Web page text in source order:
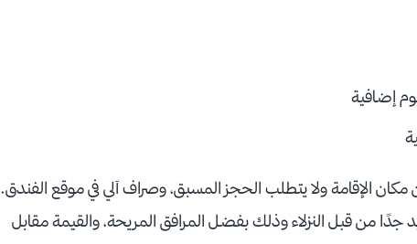
إضافية
الإقامة ولا يتطلب الحجز المسبق، وصراف آلي في موقع الفندق.
من قبل النزلاء وذلك بفضل المرافق المريحة، والقيمة مقابل